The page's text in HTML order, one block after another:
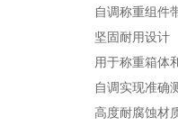
自调称重组件
坚固耐用设计
用于称重箱体
自调实现准确
高度耐腐蚀材